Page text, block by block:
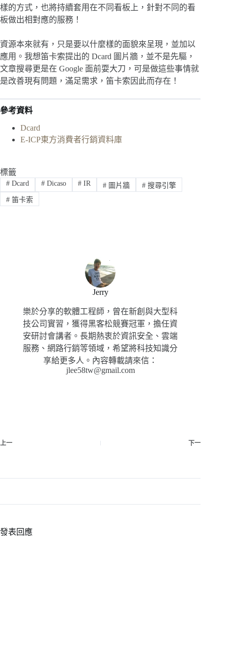
樣的方式，也將持續套用在不同看板上，針對不同的看
板做出相對應的服務！
資源本來就有，只是要以什麼樣的面貌來呈現，並加以
應用。我想笛卡索提出的 Dcard 圖片牆，並不是先驅，
文章搜尋更是在 Google 面前耍大刀，可是做這些事情就
是改善現有問題，滿足需求，笛卡索因此而存在！
參考資料
Dcard
E-ICP東方消費者行銷資料庫
標籤
#Dcard #Dicaso # IR # 圖片牆 # 搜尋引擎
#笛卡索
Jerry
樂於分享的軟體工程師，曾在新創與大型科
技公司實習，獲得黑客松競賽冠軍，擔任資
安研討會講者。長期熱衷於資訊安全、雲端
服務、網路行銷等領域，希望將科技知識分
享給更多人。內容轉載請來信：
jlee58tw@gmail.com
上一 下一
發表回應